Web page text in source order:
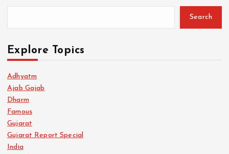
Search
Explore Topics
Adhyatm
Ajab Gajab
Dharm
Famous
Gujarat
Gujarat Report Special
India